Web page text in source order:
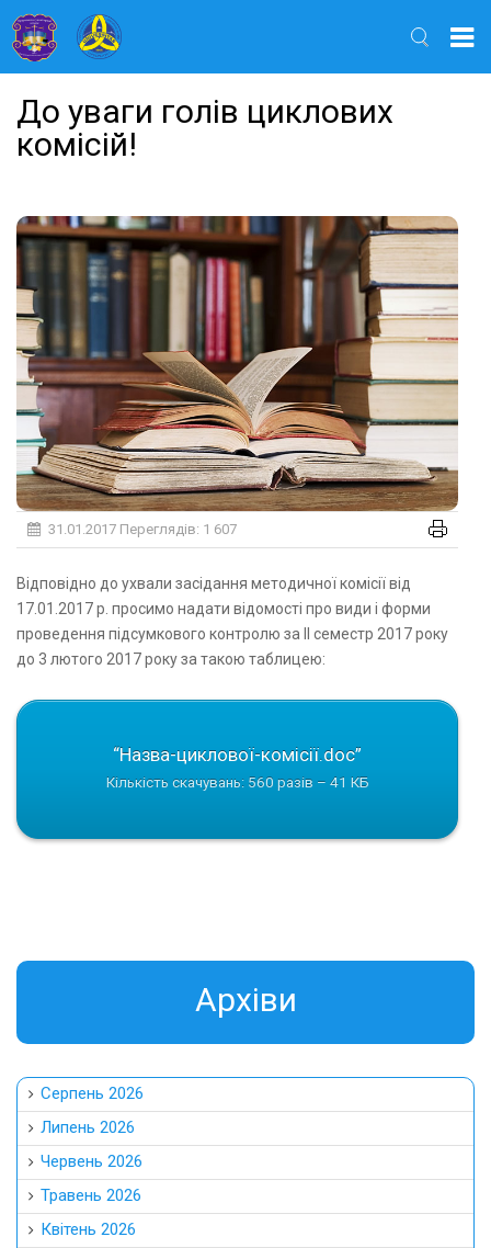
До уваги голів циклових
комісій!
31.01.2017 Переглядів: 1 607
Відповідно до ухвали засідання методичної комісії від
17.01.2017 р. просимо надати відомості про види і форми
проведення підсумкового контролю за ІІ семестр 2017 року
до 3 лютого 2017 року за такою таблицею:
“Назва-циклової-комісії.doc”
Кількість скачувань: 560 разів – 41 КБ
Aрхіви
Серпень 2026
Липень 2026
Червень 2026
Травень 2026
Квітень 2026